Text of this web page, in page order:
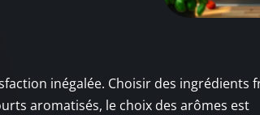
inégalée. Choisir des ingrédients
aromatisés, le choix des arômes est